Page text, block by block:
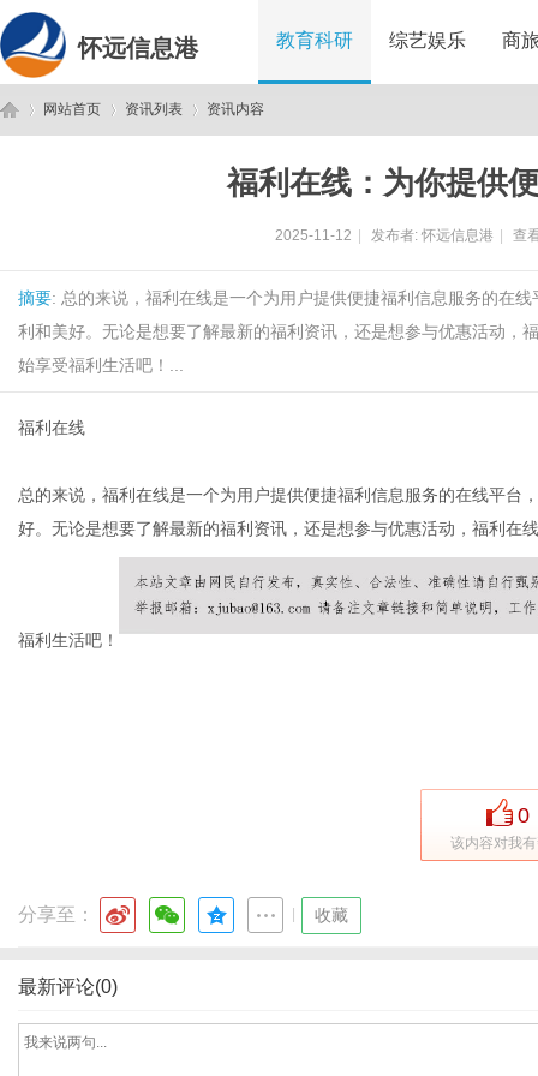
怀远信息港 教育科研 综艺娱乐 商
网站首页 资讯列表 资讯内容
福利在线：为你提供
2025-11-12 发布者: 怀远信息港 查
摘要: 总的来说，福利在线是一个为用户提供便捷福利信息服务的在
利和美好。无论是想要了解最新的福利资讯，还是想参与优惠活动，
始享受福利生活吧！...
福利在线
总的来说，福利在线是一个为用户提供便捷福利信息服务的在线平台
好。无论是想要了解最新的福利资讯，还是想参与优惠活动，福利在
福利生活吧！
0
该内容对我
分享至： 收藏
最新评论(0)